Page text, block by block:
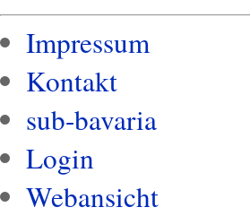
Impressum
Kontakt
sub-bavaria
Login
Webansicht